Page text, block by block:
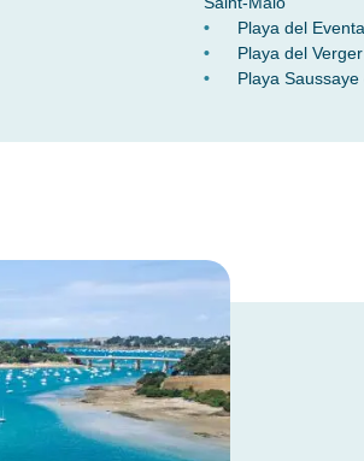
Playa del
Playa del
Playa